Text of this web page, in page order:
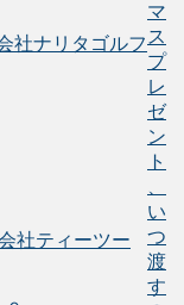
社ナリタゴルフ
社ティーツー
マ
ス
プ
レ
ゼ
ン
ト
い
つ
渡
す